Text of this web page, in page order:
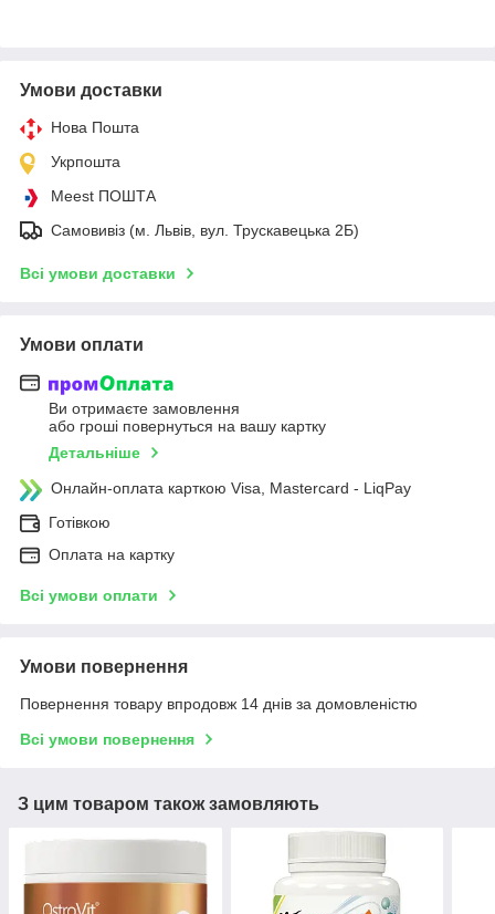
Умови доставки
Нова Пошта
Укрпошта
Meest ПОШТА
Самовивіз (м. Львів, вул. Трускавецька 2Б)
Всі умови доставки
Умови оплати
Ви отримаєте замовлення
або гроші повернуться на вашу картку
Детальніше
Онлайн-оплата карткою Visa, Mastercard - LiqPay
Готівкою
Оплата на картку
Всі умови оплати
Умови повернення
Повернення товару впродовж 14 днів за домовленістю
Всі умови повернення
З цим товаром також замовляють